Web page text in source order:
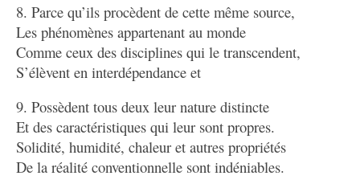
8. Parce qu’ils procèdent de cette même source,
Les phénomènes appartenant au monde
Comme ceux des disciplines qui le transcendent,
S’élèvent en interdépendance et
9. Possèdent tous deux leur nature distincte
Et des caractéristiques qui leur sont propres.
Solidité, humidité, chaleur et autres propriétés
De la réalité conventionnelle sont indéniables.